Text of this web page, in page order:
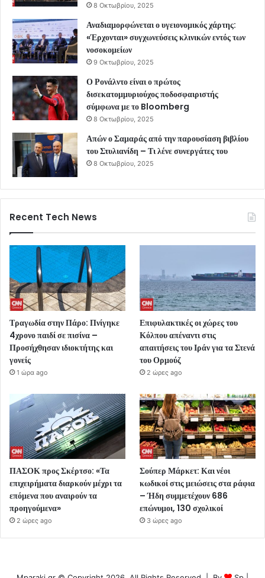
8 Οκτωβρίου, 2025
Αναδιαμορφώνεται ο υγειονομικός χάρτης:
«Έρχονται» συγχωνεύσεις κλινικών εντός των
νοσοκομείων
9 Οκτωβρίου, 2025
Ο Ρονάλντο είναι ο πρώτος
δισεκατομμυριούχος ποδοσφαιριστής
σύμφωνα με το Bloomberg
8 Οκτωβρίου, 2025
Απών ο Σαμαράς από την παρουσίαση βιβλίου
του Στυλιανίδη – Τι λένε συνεργάτες του
8 Οκτωβρίου, 2025
Recent Tech News
Τραγωδία στην Πάρο: Πνίγηκε
4χρονο παιδί σε πισίνα –
Προσήχθησαν ιδιοκτήτης και
γονείς
1 ώρα ago
Επιφυλακτικές οι χώρες του
Κόλπου απέναντι στις
απαιτήσεις του Ιράν για τα Στενά
του Ορμούζ
2 ώρες ago
ΠΑΣΟΚ προς Σκέρτσο: «Τα
επιχειρήματα διαρκούν μέχρι τα
επόμενα που αναιρούν τα
προηγούμενα»
2 ώρες ago
Σούπερ Μάρκετ: Και νέοι
κωδικοί στις μειώσεις στα ράφια
– Ήδη συμμετέχουν 686
επώνυμοι, 130 σχολικοί
3 ώρες ago